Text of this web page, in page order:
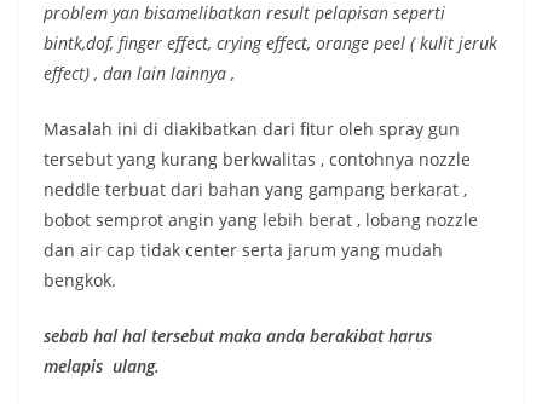
problem yan bisamelibatkan result pelapisan seperti
bintk,dof, finger effect, crying effect, orange peel ( kulit jeruk
effect) , dan lain lainnya ,
Masalah ini di diakibatkan dari fitur oleh spray gun
tersebut yang kurang berkwalitas , contohnya nozzle
neddle terbuat dari bahan yang gampang berkarat ,
bobot semprot angin yang lebih berat , lobang nozzle
dan air cap tidak center serta jarum yang mudah
bengkok.
sebab hal hal tersebut maka anda berakibat harus
melapis ulang.